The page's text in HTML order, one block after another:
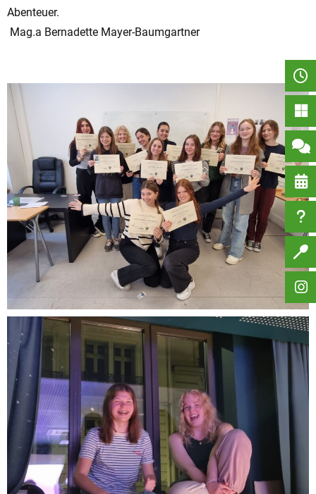
Abenteuer.
Mag.a Bernadette Mayer-Baumgartner